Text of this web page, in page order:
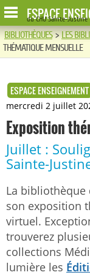
ESPACE
du CHU Sainte-Justine
BIBLIOTHÈQUES>LES
THÉMATIQUE MENSUELLE
ESPACE ENSEIGNEMENT
mercredi 2 juillet
Exposition
Juillet :
Sainte-
La bibliothèque
son exposition
virtuel.
trouverez
collections
lumière les